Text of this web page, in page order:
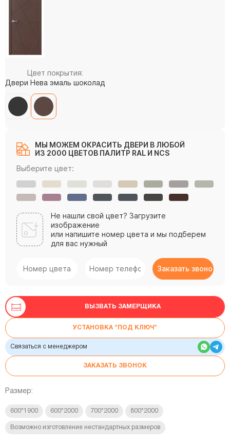
Цвет покрытия:
Двери Нева эмаль шоколад
МЫ МОЖЕМ ОКРАСИТЬ ДВЕРИ В ЛЮБОЙ
ИЗ 2000 ЦВЕТОВ ПАЛИТР RAL И NCS
Выберите цвет:
Не нашли свой цвет? Загрузите
изображение
или напишите номер цвета и мы подберем
для вас нужный
ВЫЗВАТЬ ЗАМЕРЩИКА
УСТАНОВКА “ПОД КЛЮЧ”
Связаться с менеджером
ЗАКАЗАТЬ ЗВОНОК
Размер:
600*1900 600*2000 700*2000 800*2000
Возможно изготовление нестандартных размеров